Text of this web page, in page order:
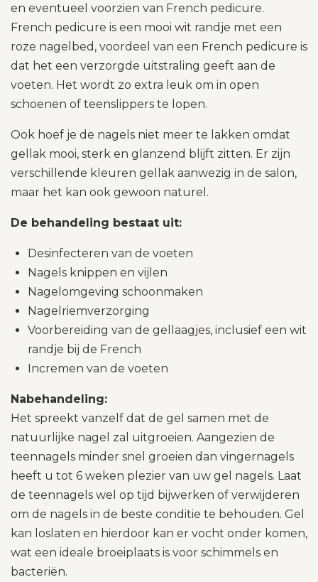
en eventueel voorzien van French pedicure.
French pedicure is een mooi wit randje met een
roze nagelbed, voordeel van een French pedicure is
dat het een verzorgde uitstraling geeft aan de
voeten. Het wordt zo extra leuk om in open
schoenen of teenslippers te lopen.
Ook hoef je de nagels niet meer te lakken omdat
gellak mooi, sterk en glanzend blijft zitten. Er zijn
verschillende kleuren gellak aanwezig in de salon,
maar het kan ook gewoon naturel.
De behandeling bestaat uit:
Desinfecteren van de voeten
Nagels knippen en vijlen
Nagelomgeving schoonmaken
Nagelriemverzorging
Voorbereiding van de gellaagjes, inclusief een wit
randje bij de French
Incremen van de voeten
Nabehandeling:
Het spreekt vanzelf dat de gel samen met de
natuurlijke nagel zal uitgroeien. Aangezien de
teennagels minder snel groeien dan vingernagels
heeft u tot 6 weken plezier van uw gel nagels. Laat
de teennagels wel op tijd bijwerken of verwijderen
om de nagels in de beste conditie te behouden. Gel
kan loslaten en hierdoor kan er vocht onder komen,
wat een ideale broeiplaats is voor schimmels en
bacteriën.